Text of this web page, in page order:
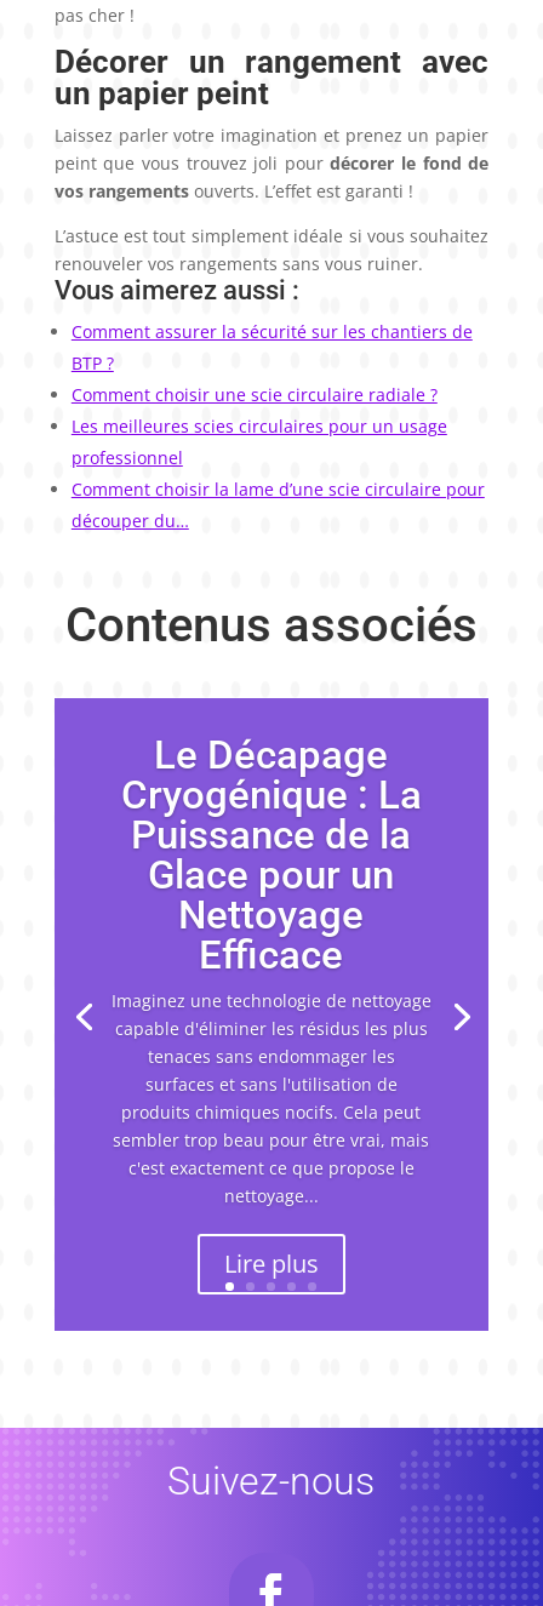
pas cher !
Décorer un rangement avec
un papier peint
Laissez parler votre imagination et prenez un papier
peint que vous trouvez joli pourdécorer le fond de
vos rangementsouverts. L’effet est garanti !
L’astuce est tout simplement idéale si vous souhaitez
renouveler vos rangements sans vous ruiner.
Vous aimerez aussi :
Comment assurer la sécurité sur les chantiers de
BTP ?
Comment choisir une scie circulaire radiale ?
Les meilleures scies circulaires pour un usage
professionnel
Comment choisir la lame d’une scie circulaire pour
découper du…
Contenus associés
Le Décapage
Cryogénique : La
Puissance de la
Glace pour un
Nettoyage
Efficace
Imaginez une technologie de nettoyage
capable d'éliminer les résidus les plus
tenaces sans endommager les
surfaces et sans l'utilisation de
produits chimiques nocifs. Cela peut
sembler trop beau pour être vrai, mais
c'est exactement ce que propose le
nettoyage...
Lire plus
Suivez-nous